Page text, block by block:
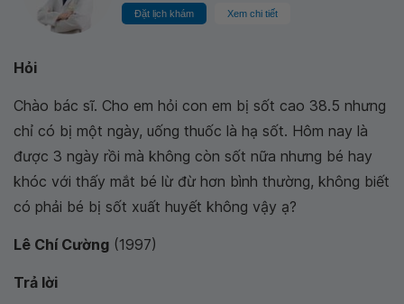
Đặt lịch khám Xem chi tiết
Hỏi
Chào bác sĩ. Cho em hỏi con em bị sốt cao 38.5 nhưng
chỉ có bị một ngày, uống thuốc là hạ sốt. Hôm nay là
được 3 ngày rồi mà không còn sốt nữa nhưng bé hay
khóc với thấy mắt bé lừ đừ hơn bình thường, không biết
có phải bé bị sốt xuất huyết không vậy ạ?
Lê Chí Cường (1997)
Trả lời